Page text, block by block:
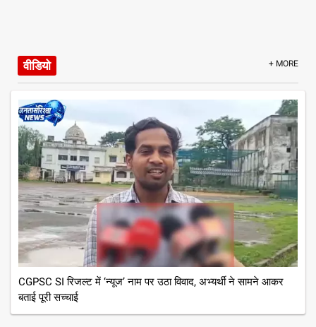
वीडियो + MORE
CGPSC SI रिजल्ट में ‘न्यूज’ नाम पर उठा विवाद, अभ्यर्थी ने सामने आकर
बताई पूरी सच्चाई